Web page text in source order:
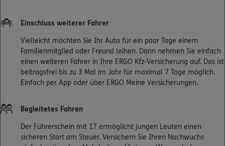
Einschluss weiterer Fahrer
Vielleicht möchten Sie Ihr Auto für ein paar Tage einem
Familienmitglied oder Freund leihen. Dann nehmen Sie einfach
einen weiteren Fahrer in Ihre ERGO Kfz-Versicherung auf. Das ist
beitragsfrei bis zu 3 Mal im Jahr für maximal 7 Tage möglich.
Einfach per App oder über ERGO Meine Versicherungen.
Begleitetes Fahren
Der Führerschein mit 17 ermöglicht jungen Leuten einen
sicheren Start am Steuer. Versichern Sie Ihren Nachwuchs